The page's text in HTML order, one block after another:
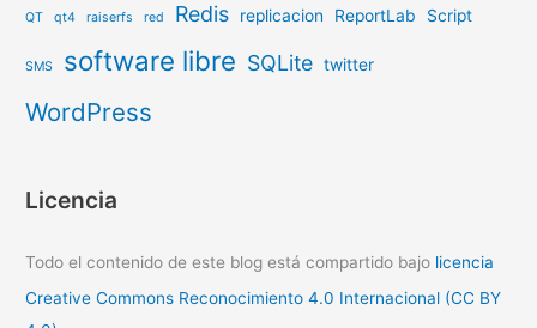
QT qt4 raiserfs red Redis replicacion ReportLab Script
SMS software libre SQLite twitter
WordPress
Licencia
Todo el contenido de este blog está compartido bajo licencia
Creative Commons Reconocimiento 4.0 Internacional (CC BY